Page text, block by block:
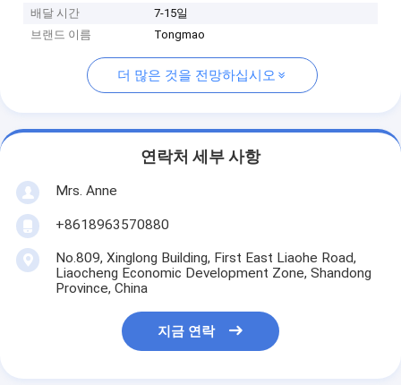
배달 시간
7-15일
브랜드 이름
Tongmao
더 많은 것을 전망하십시오
연락처 세부 사항
Mrs. Anne
+8618963570880
No.809, Xinglong Building, First East Liaohe Road,
Liaocheng Economic Development Zone, Shandong
Province, China
지금 연락